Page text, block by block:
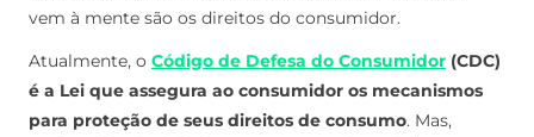
vem à mente são os direitos do consumidor.
Atualmente, o Código de Defesa do Consumidor (CDC)
é a Lei que assegura ao consumidor os mecanismos
para proteção de seus direitos de consumo. Mas,